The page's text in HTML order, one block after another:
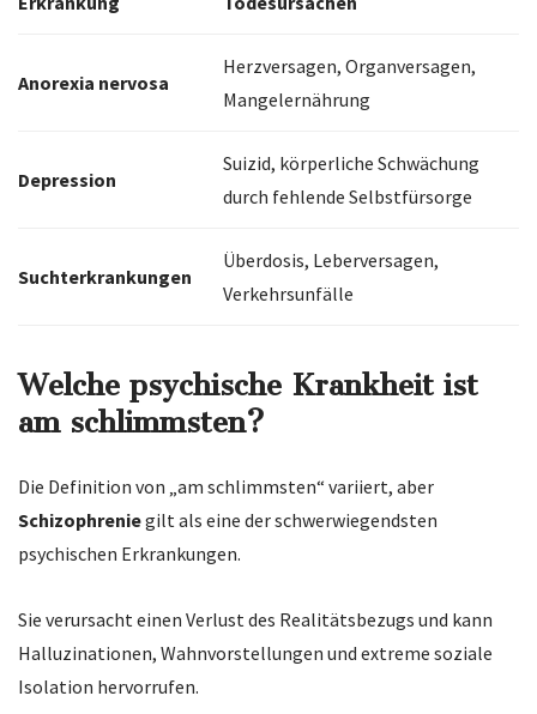
Anorexia nervosa
Herzversagen, Organversagen,
Mangelernährung
Depression
Suizid, körperliche Schwächung
durch fehlende Selbstfürsorge
Suchterkrankungen
Überdosis, Leberversagen,
Verkehrsunfälle
Welche psychische Krankheit ist
am schlimmsten?
Die Definition von „am schlimmsten“ variiert, aber
Schizophreniegilt als eine der schwerwiegendsten
psychischen Erkrankungen.
Sie verursacht einen Verlust des Realitätsbezugs und kann
Halluzinationen, Wahnvorstellungen und extreme soziale
Isolation hervorrufen.